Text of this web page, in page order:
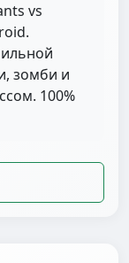
vs
зомби и
100%